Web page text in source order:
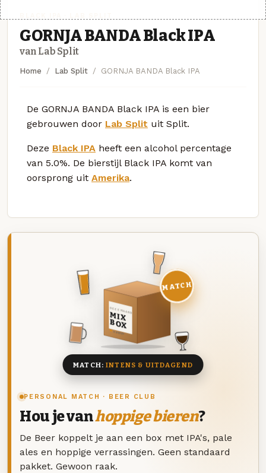
GORNJA BANDA Black IPA
van Lab Split
Home Lab Split GORNJA BANDA Black IPA
De GORNJA BANDA Black IPA is een bier
gebrouwen door Lab Split uit Split.
Deze Black IPA heeft een alcohol percentage
van 5.0%. De bierstijl Black IPA komt van
oorsprong uit Amerika.
PERSONAL MATCH · BEER CLUB
Hou je vanhoppige bieren?
De Beer koppelt je aan een box met IPA's, pale
ales en hoppige verrassingen. Geen standaard
pakket. Gewoon raak.
DEZE MAAND
MIX
BOX
8 BIEREN
MATCH
MATCH:INTENS & UITDAGEND